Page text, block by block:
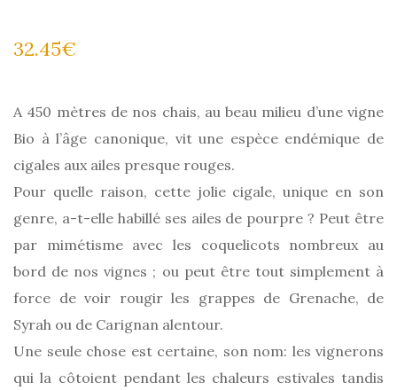
32.45€
A 450 mètres de nos chais, au beau milieu d’une vigne
Bio à l’âge canonique, vit une espèce endémique de
cigales aux ailes presque rouges.
Pour quelle raison, cette jolie cigale, unique en son
genre, a-t-elle habillé ses ailes de pourpre ? Peut être
par mimétisme avec les coquelicots nombreux au
bord de nos vignes ; ou peut être tout simplement à
force de voir rougir les grappes de Grenache, de
Syrah ou de Carignan alentour.
Une seule chose est certaine, son nom: les vignerons
qui la côtoient pendant les chaleurs estivales tandis